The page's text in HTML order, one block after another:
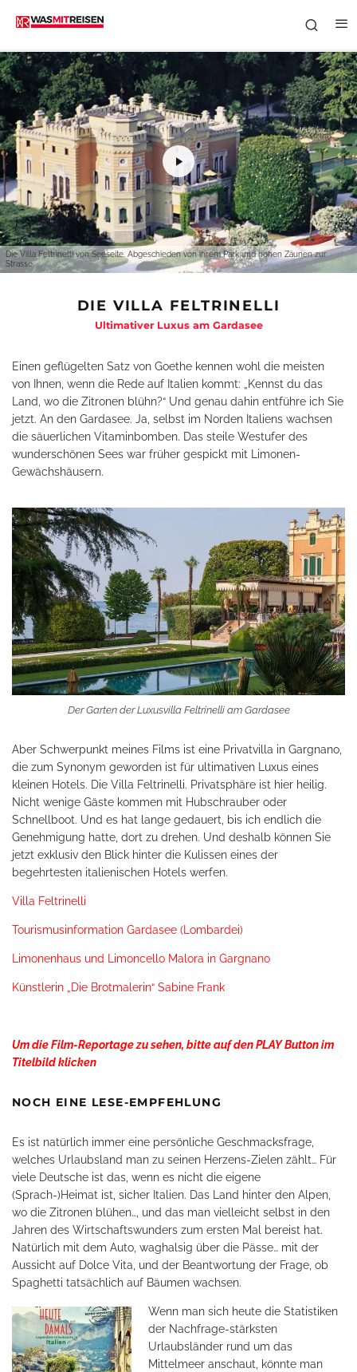
Die Villa Feltrinelli von Seeseite. Abgeschieden von ihrem Park und hohen Zäunen zur
Strasse
DIE VILLA FELTRINELLI
Ultimativer Luxus am Gardasee
Einen geflügelten Satz von Goethe kennen wohl die meisten
von Ihnen, wenn die Rede auf Italien kommt: „Kennst du das
Land, wo die Zitronen blühn?“ Und genau dahin entführe ich Sie
jetzt. An den Gardasee. Ja, selbst im Norden Italiens wachsen
die säuerlichen Vitaminbomben. Das steile Westufer des
wunderschönen Sees war früher gespickt mit Limonen-
Gewächshäusern.
Der Garten der Luxusvilla Feltrinelli am Gardasee
Aber Schwerpunkt meines Films ist eine Privatvilla in Gargnano,
die zum Synonym geworden ist für ultimativen Luxus eines
kleinen Hotels. Die Villa Feltrinelli. Privatsphäre ist hier heilig.
Nicht wenige Gäste kommen mit Hubschrauber oder
Schnellboot. Und es hat lange gedauert, bis ich endlich die
Genehmigung hatte, dort zu drehen. Und deshalb können Sie
jetzt exklusiv den Blick hinter die Kulissen eines der
begehrtesten italienischen Hotels werfen.
Villa Feltrinelli
Tourismusinformation Gardasee (Lombardei)
Limonenhaus und Limoncello Malora in Gargnano
Künstlerin „Die Brotmalerin“ Sabine Frank
Um die Film-Reportage zu sehen, bitte auf den PLAY Button im
Titelbild klicken
NOCH EINE LESE-EMPFEHLUNG
Es ist natürlich immer eine persönliche Geschmacksfrage,
welches Urlaubsland man zu seinen Herzens-Zielen zählt… Für
viele Deutsche ist das, wenn es nicht die eigene
(Sprach-)Heimat ist, sicher Italien. Das Land hinter den Alpen,
wo die Zitronen blühen…, und das man vielleicht selbst in den
Jahren des Wirtschaftswunders zum ersten Mal bereist hat.
Natürlich mit dem Auto, waghalsig über die Pässe… mit der
Aussicht auf Dolce Vita, und der Beantwortung der Frage, ob
Spaghetti tatsächlich auf Bäumen wachsen.
Wenn man sich heute die Statistiken
der Nachfrage-stärksten
Urlaubsländer rund um das
Mittelmeer anschaut, könnte man